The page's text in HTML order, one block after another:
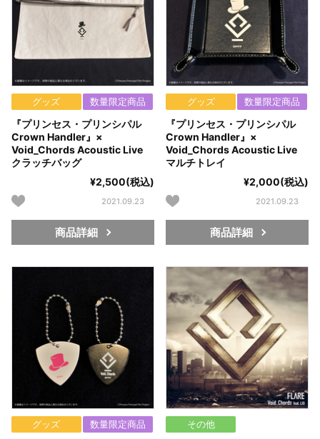
グッズ 数量限定商品
『プリンセス・プリンシパル
Crown Handler』×
Void_Chords Acoustic Live
クラッチバッグ
¥2,500(税込)
2021.09.23
商品詳細
グッズ 数量限定商品
『プリンセス・プリンシパル
Crown Handler』×
Void_Chords Acoustic Live
マルチトレイ
¥2,000(税込)
2021.09.23
商品詳細
グッズ 数量限定商品 その他